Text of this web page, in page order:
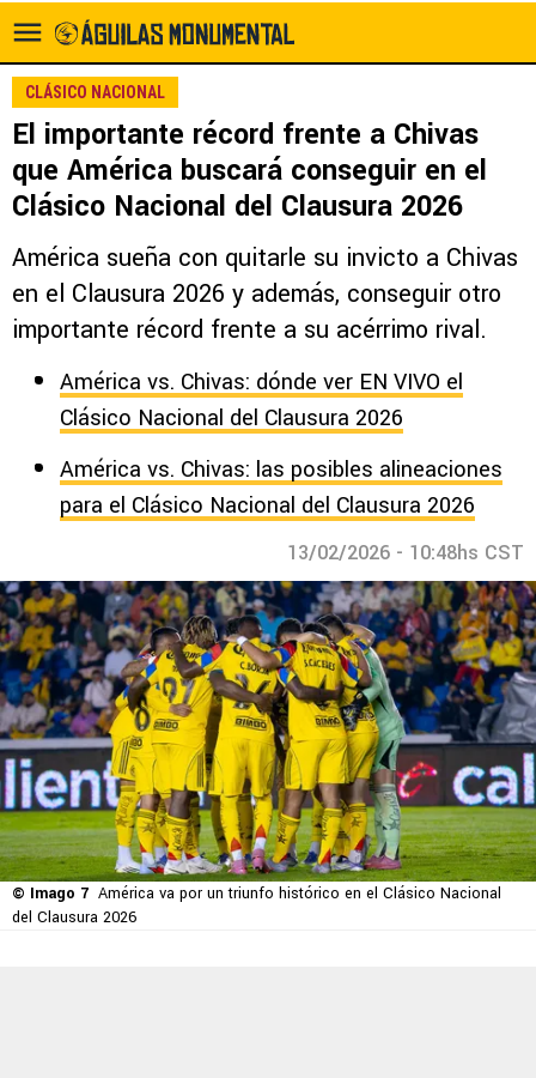
CLÁSICO NACIONAL
El importante récord frente a Chivas
que América buscará conseguir en el
Clásico Nacional del Clausura 2026
América sueña con quitarle su invicto a Chivas
en el Clausura 2026 y además, conseguir otro
importante récord frente a su acérrimo rival.
América vs. Chivas: dónde ver EN VIVO el
Clásico Nacional del Clausura 2026
América vs. Chivas: las posibles alineaciones
para el Clásico Nacional del Clausura 2026
13/02/2026 - 10:48hs CST
© Imago 7 América va por un triunfo histórico en el Clásico Nacional
del Clausura 2026